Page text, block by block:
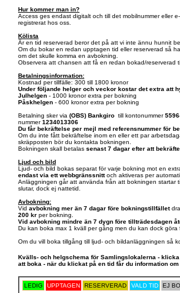
Hur kommer man in?
Access ges endast digitalt och till det mobilnummer eller
registrerat hos oss.
Kölista
Är en tid reserverad beror det på att vi inte ännu hunnit
Om du bokar en redan upptagen tid eller reserverad så
om det skulle komma en avbokning.
Observera att chansen att få en redan bokad/reserverad
Betalningsinformation:
Kostnad per tillfälle: 300 till 1800 kronor
Under följande helger och veckor kostar det extra att
Julhelgen - 1000 kronor extra per bokning
Påskhelgen - 600 kronor extra per bokning
Betalning sker via (OBS) Bankgiro till kontonummer
nummer1234013306
Du får bekräftelse per mejl med referensnummer för
Om du inte fått bekräftelse inom en eller ett par
skräpposten bör du kontakta bokningen.
Bokningen skall betalas senast 7 dagar efter att
Ljud och bild
Ljud- och bild bokas separat för varje bokning mot en
endast via ett webbgränssnittoch aktiveras per
Anläggningen går att använda från att bokningen startar
slutar, dock ej nattetid.
Avbokning:
Vid avbokning mer än 7 dagar före bokningstillfället
200 kr per bokning.
Vid avbokning mindre än 7 dygn före tillträdesdagen
Du kan boka max 1 kväll per gång men du kan dock göra
Om du vill boka tillgång till ljud- och bildanläggningen så
Kvälls- och helgschema för Samlingslokalerna -
att boka - när du klickat på en tid får du information
LEDIG UPPTAGEN RESERVERAD VALD TID EJ